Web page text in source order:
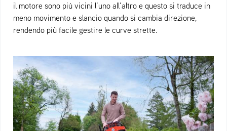
il motore sono più vicini l’uno all’altro e questo si traduce in
meno movimento e slancio quando si cambia direzione,
rendendo più facile gestire le curve strette.